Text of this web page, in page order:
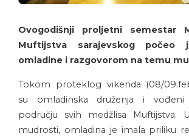
Ovogodišnji proljetni semestar
Muftijstva sarajevskog počeo
omladine i razgovorom na temu
Tokom proteklog vikenda (08/
su omladinska druženja i vođeni
području svih medžlisa Muftijstva.
mudrosti, omladina je imala priliku